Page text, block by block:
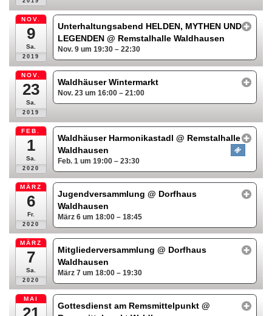
NOV.
9
Sa.
2019
Unterhaltungsabend HELDEN, MYTHEN UND
LEGENDEN@ Remstalhalle Waldhausen
Nov. 9 um 19:30 – 22:30
NOV.
23
Sa.
2019
Waldhäuser Wintermarkt
Nov. 23 um 16:00 – 21:00
FEB.
1
Sa.
2020
Waldhäuser Harmonikastadl@ Remstalhalle
Waldhausen
Feb. 1 um 19:00 – 23:30
MÄRZ
6
Fr.
2020
Jugendversammlung@ Dorfhaus
Waldhausen
März 6 um 18:00 – 18:45
MÄRZ
7
Sa.
2020
Mitgliederversammlung@ Dorfhaus
Waldhausen
März 7 um 18:00 – 19:30
MAI
Gottesdienst am Remsmittelpunkt@